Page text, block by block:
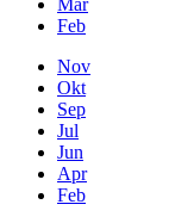
Feb
Nov
Okt
Sep
Jul
Jun
Apr
Feb